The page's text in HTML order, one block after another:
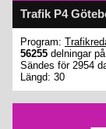
Trafik P4
Program:
56255 delningar
Sändes för 2954
Längd: 30